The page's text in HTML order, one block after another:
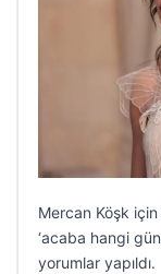
Mercan Köşk
‘acaba hangi
yorumlar yapıldı.